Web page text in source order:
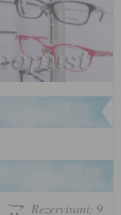
Rezervisani: 9